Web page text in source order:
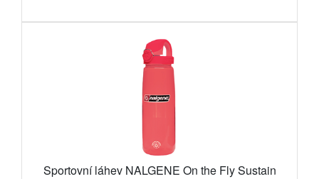
Sportovní láhev NALGENE On the Fly Sustain